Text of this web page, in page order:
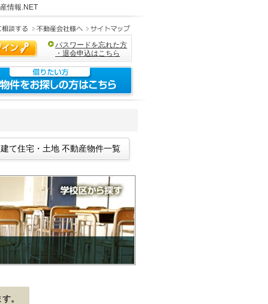
情報.NET
パスワードを忘れた方
・退会申込はこちら
て住宅・土地 不動産物件一覧
。